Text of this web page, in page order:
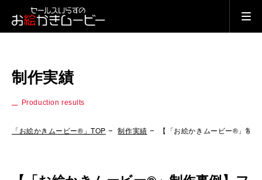
制作実績
Production results
「お絵かきムービー®」TOP 制作実績 【「お絵かきムービー®」制